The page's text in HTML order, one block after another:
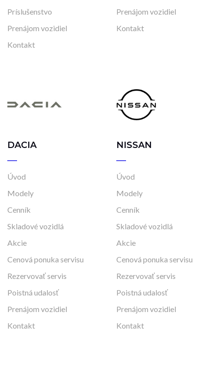
Príslušenstvo
Prenájom vozidiel
Kontakt
Prenájom vozidiel
Kontakt
DACIA
Úvod
Modely
Cenník
Skladové vozidlá
Akcie
Cenová ponuka servisu
Rezervovať servis
Poistná udalosť
Prenájom vozidiel
Kontakt
NISSAN
Úvod
Modely
Cenník
Skladové vozidlá
Akcie
Cenová ponuka servisu
Rezervovať servis
Poistná udalosť
Prenájom vozidiel
Kontakt